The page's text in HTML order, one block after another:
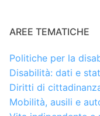
AREE TEMATICHE
Politiche per la
Disabilità: dati e
Diritti di
Mobilità, ausili e